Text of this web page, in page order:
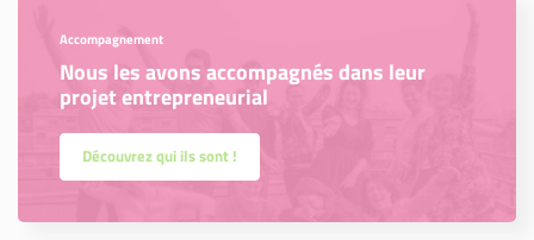
Accompagnement
Nous les avons accompagnés dans leur
projet entrepreneurial
Découvrez qui ils sont !